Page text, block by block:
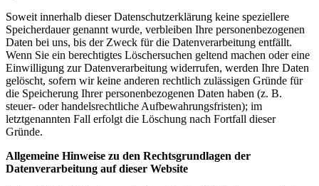
Soweit innerhalb dieser Datenschutzerklärung keine speziellere
Speicherdauer genannt wurde, verbleiben Ihre personenbezogenen
Daten bei uns, bis der Zweck für die Datenverarbeitung entfällt.
Wenn Sie ein berechtigtes Löschersuchen geltend machen oder eine
Einwilligung zur Datenverarbeitung widerrufen, werden Ihre Daten
gelöscht, sofern wir keine anderen rechtlich zulässigen Gründe für
die Speicherung Ihrer personenbezogenen Daten haben (z. B.
steuer- oder handelsrechtliche Aufbewahrungsfristen); im
letztgenannten Fall erfolgt die Löschung nach Fortfall dieser
Gründe.
Allgemeine Hinweise zu den Rechtsgrundlagen der
Datenverarbeitung auf dieser Website